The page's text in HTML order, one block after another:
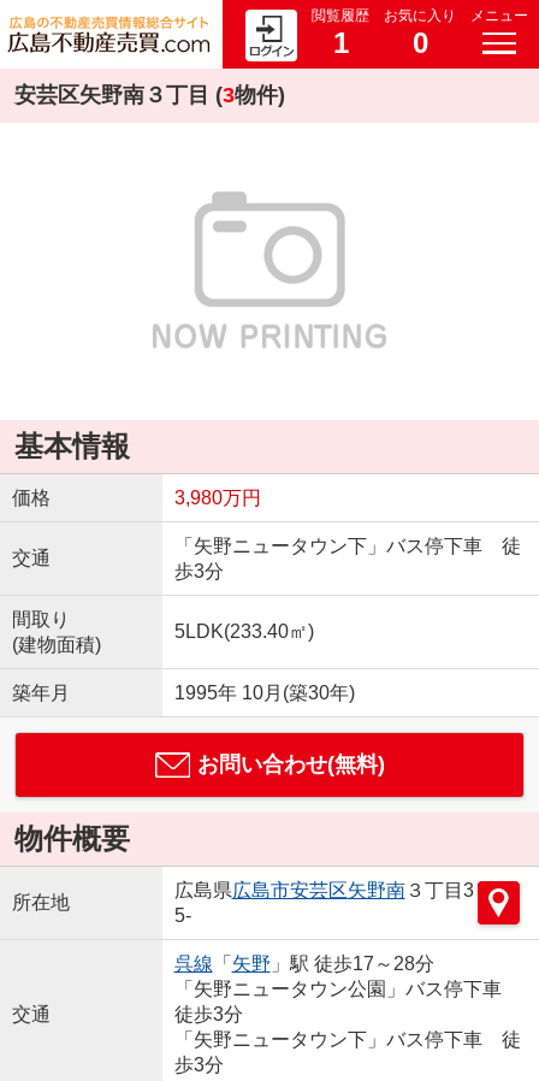
閲覧履歴
1
お気に入り
0
メニュー
安芸区矢野南３丁目 (3物件)
基本情報
価格 3,980万円
交通
「矢野ニュータウン下」バス停下車 徒
歩3分
間取り
(建物面積)
5LDK(233.40㎡)
築年月 1995年 10月(築30年)
お問い合わせ(無料)
物件概要
所在地
広島県広島市安芸区矢野南３丁目3
5-
交通
呉線 「 矢野 」駅 徒歩17～28分
「矢野ニュータウン公園」バス停下車
徒歩3分
「矢野ニュータウン下」バス停下車 徒
歩3分